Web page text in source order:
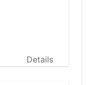
Details